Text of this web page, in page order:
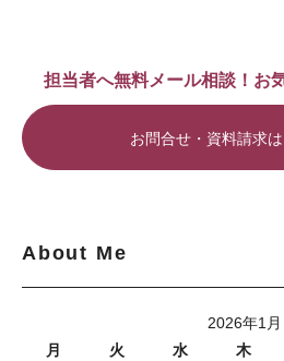
担当者へ無料メール相談！お
お問合せ・資料請求
About Me
2026年1月
月
火 水 木